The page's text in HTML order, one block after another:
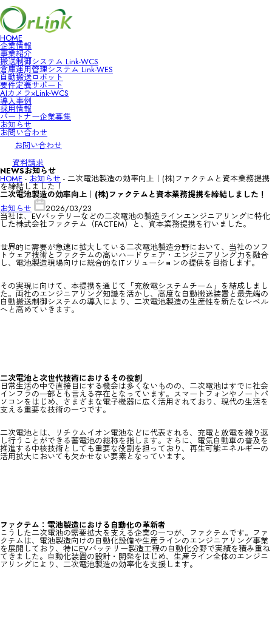
HOME
企業情報
事業紹介
搬送制御システム Link-WCS
倉庫運用管理システム Link-WES
自動搬送ロボット
要件定義サポート
AIカメラ×Link-WCS
導入事例
採用情報
パートナー企業募集
お知らせ
お問い合わせ
お問い合わせ
資料請求
NEWSお知らせ
HOME - お知らせ - 二次電池製造の効率向上｜(株)ファクテムと資本業務提携
を締結しました！
二次電池製造の効率向上｜(株)ファクテムと資本業務提携を締結しました！
お知らせ
2026/03/23
当社は、EVバッテリーなどの二次電池の製造ラインエンジニアリングに特化
した株式会社ファクテム（FACTEM）と、資本業務提携を行いました。
世界的に需要が急速に拡大している二次電池製造分野において、当社のソフ
トウェア技術とファクテムの高いハードウェア・エンジニアリング力を融合
し、電池製造現場向けに総合的なITソリューションの提供を目指します。
その実現に向けて、本提携を通じて「充放電システムチーム」を結成しまし
た。両社のエンジニアリング知識を活かし、高度な自動搬送装置と最先端の
自動搬送制御システムの導入により、二次電池製造の生産性を新たなレベル
へと高めていきます。
二次電池と次世代技術におけるその役割
日常生活の中で直接目にする機会は多くないものの、二次電池はすでに社会
インフラの一部とも言える存在となっています。スマートフォンやノートパ
ソコンをはじめ、さまざまな電子機器に広く活用されており、現代の生活を
支える重要な技術の一つです。
二次電池とは、リチウムイオン電池などに代表される、充電と放電を繰り返
し行うことができる蓄電池の総称を指します。さらに、電気自動車の普及を
推進する中核技術としても重要な役割を担っており、再生可能エネルギーの
活用拡大においても欠かせない要素となっています。
ファクテム：電池製造における自動化の革新者
こうした二次電池の需要拡大を支える企業の一つが、ファクテムです。ファ
クテムは、電池製造向けの自動化設備や生産ラインのエンジニアリング事業
を展開しており、特にEVバッテリー製造工程の自動化分野で実績を積み重ね
てきました。自動化装置の設計・開発をはじめ、生産ライン全体のエンジニ
アリングにより、二次電池製造の効率化を支援します。
HOME
企業情報
事業紹介
搬送制御システム Link-WCS
倉庫運用管理システム Link-WES
自動搬送ロボット
要件定義サポート
AIカメラ×Link-WCS
導入事例
採用情報
パートナー企業募集
お知らせ
お問い合わせ